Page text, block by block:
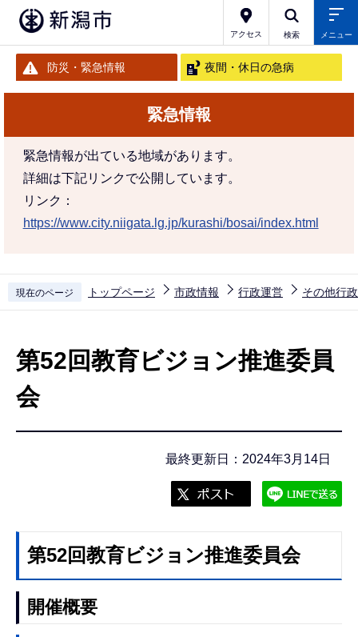
アクセス 検索 メニュー
防災・緊急情報 夜間・休日の急病
緊急情報
緊急情報が出ている地域があります。
詳細は下記リンクで公開しています。
リンク：
https://www.city.niigata.lg.jp/kurashi/bosai/index.html
現在のページ トップページ 市政情報 行政運営 その他行
第52回教育ビジョン推進委員
会
最終更新日：2024年3月14日
第52回教育ビジョン推進委員会
開催概要